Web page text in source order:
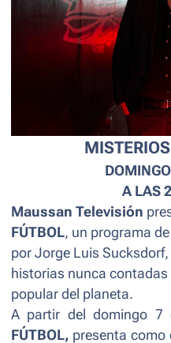
A LAS
Maussan Televisión
FÚTBOL, un programa
por Jorge Luis
historias nunca contadas
popular del planeta.
A partir del domingo 7
FÚTBOL, presenta como